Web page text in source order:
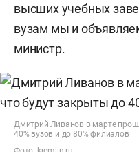
высших учебных
вузам мы и
министр.
Дмитрий Ливанов в марте
40% вузов и до 80% филиалов